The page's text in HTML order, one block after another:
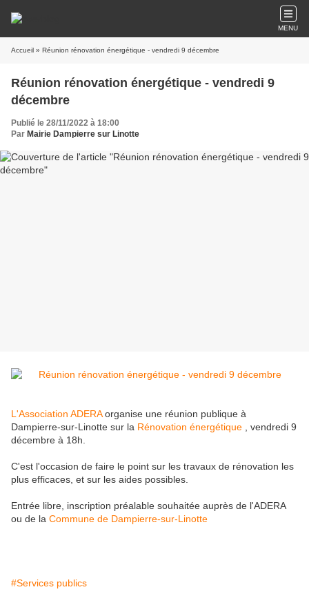
MENU
Accueil » Réunion rénovation énergétique - vendredi 9 décembre
Réunion rénovation énergétique - vendredi 9
décembre
Publié le 28/11/2022 à 18:00
Par Mairie Dampierre sur Linotte
L'Association ADERAorganise une réunion publique à
Dampierre-sur-Linotte sur la Rénovation énergétique , vendredi 9
décembre à 18h.
C'est l'occasion de faire le point sur les travaux de rénovation les
plus efficaces, et sur les aides possibles.
Entrée libre, inscription préalable souhaitée auprès de l'ADERA
ou de la Commune de Dampierre-sur-Linotte
#Services publics